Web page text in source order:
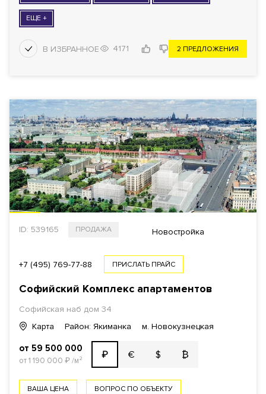
ЕЩЕ +
4171 2 ПРЕДЛОЖЕНИЯ
ID: 539165 ПРОДАЖА Новостройка
+7 (495) 769-77-88 ПРИСЛАТЬ ПРАЙС
Софийский Комплекс апартаментов
Софийская наб дом 34
Карта
Район: Якиманка м. Новокузнецкая
от 59 500 000
от 1 190 000 ₽/м² ₽ € $ ₿
ВАША ЦЕНА ВОПРОС ПО ОБЪЕКТУ